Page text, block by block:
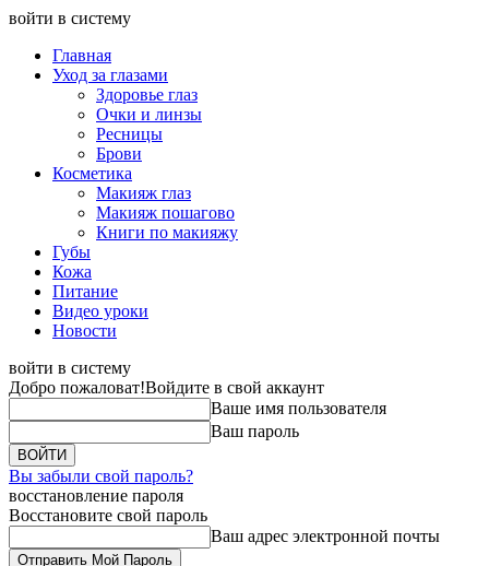
войти в систему
Главная
Уход за глазами
Здоровье глаз
Очки и линзы
Ресницы
Брови
Косметика
Макияж глаз
Макияж пошагово
Книги по макияжу
Губы
Кожа
Питание
Видео уроки
Новости
войти в систему
Добро пожаловат!Войдите в свой аккаунт
Ваше имя пользователя
Ваш пароль
Вы забыли свой пароль?
восстановление пароля
Восстановите свой пароль
Ваш адрес электронной почты